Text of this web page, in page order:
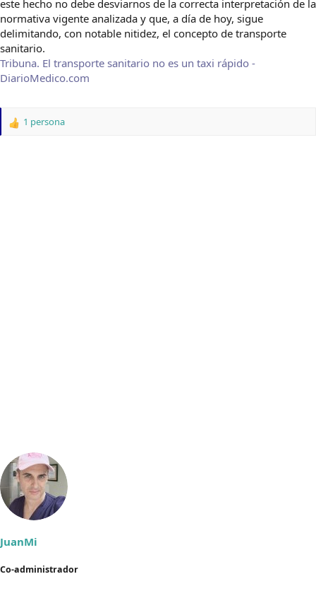
este hecho no debe desviarnos de la correcta interpretación de la
normativa vigente analizada y que, a día de hoy, sigue
delimitando, con notable nitidez, el concepto de transporte
sanitario.
Tribuna. El transporte sanitario no es un taxi rápido -
DiarioMedico.com
R
1 persona
JuanMi
Co-administrador